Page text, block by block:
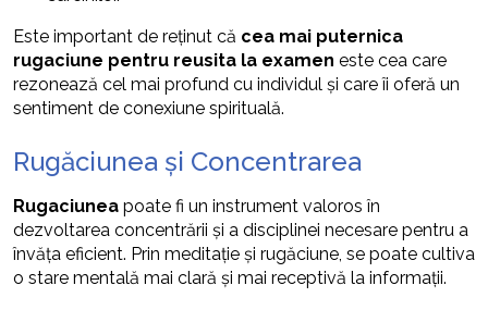
Este important de reținut că cea mai puternica
rugaciune pentru reusita la examen este cea care
rezonează cel mai profund cu individul și care îi oferă un
sentiment de conexiune spirituală.
Rugăciunea și Concentrarea
Rugaciunea poate fi un instrument valoros în
dezvoltarea concentrării și a disciplinei necesare pentru a
învăța eficient. Prin meditație și rugăciune, se poate cultiva
o stare mentală mai clară și mai receptivă la informații.